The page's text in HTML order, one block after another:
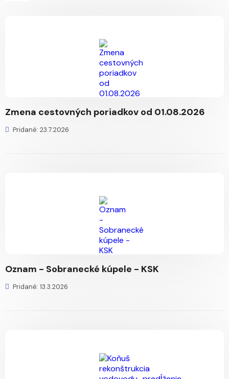
Zmena cestovných poriadkov od 01.08.2026
Pridané: 23.7.2026
Oznam - Sobranecké kúpele - KSK
Pridané: 13.3.2026